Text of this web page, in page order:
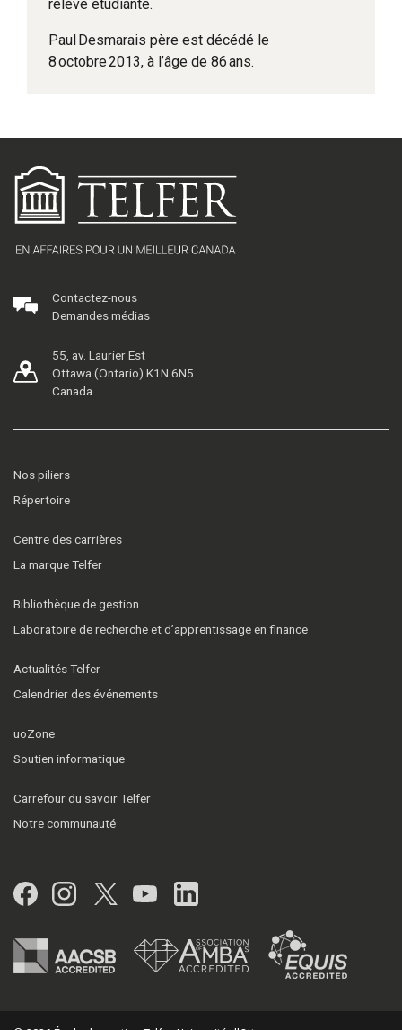
relève étudiante.
Paul Desmarais père est décédé le
8 octobre 2013, à l’âge de 86 ans.
Contactez-nous
Demandes médias
55, av. Laurier Est
Ottawa (Ontario) K1N 6N5
Canada
Nos piliers
Répertoire
Centre des carrières
La marque Telfer
Bibliothèque de gestion
Laboratoire de recherche et d’apprentissage en finance
Actualités Telfer
Calendrier des événements
uoZone
Soutien informatique
Carrefour du savoir Telfer
Notre communauté
Facebook
Instagram
Twitter
YouTubeLinkedIn